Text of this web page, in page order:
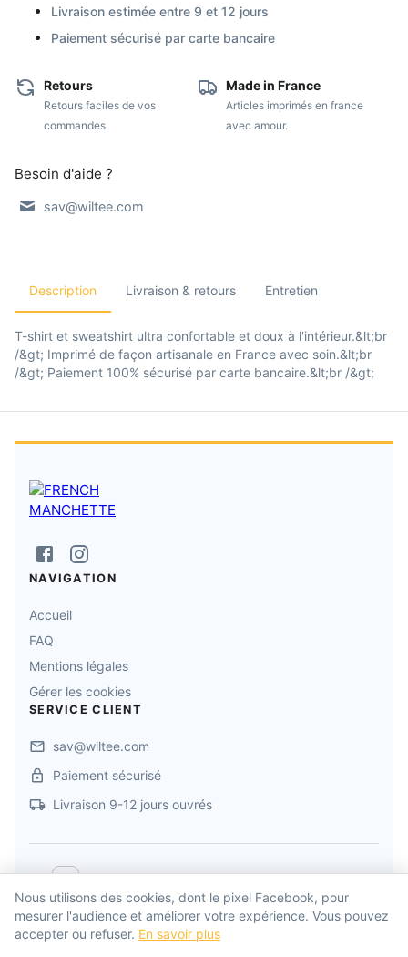
Livraison estimée entre 9 et 12 jours
Paiement sécurisé par carte bancaire
Retours
Retours faciles de vos
commandes
Made in France
Articles imprimés en france
avec amour.
Besoin d'aide ?
sav@wiltee.com
Description Livraison & retours Entretien
T-shirt et sweatshirt ultra confortable et doux à l'intérieur.&lt;br
/&gt; Imprimé de façon artisanale en France avec soin.&lt;br
/&gt; Paiement 100% sécurisé par carte bancaire.&lt;br /&gt;
NAVIGATION
Accueil
FAQ
Mentions légales
Gérer les cookies
SERVICE CLIENT
sav@wiltee.com
Paiement sécurisé
Livraison 9-12 jours ouvrés
Propulsé par Wiltee
Développé par Drylead Agency
Nous utilisons des cookies, dont le pixel Facebook, pour
mesurer l'audience et améliorer votre expérience. Vous pouvez
accepter ou refuser. En savoir plus